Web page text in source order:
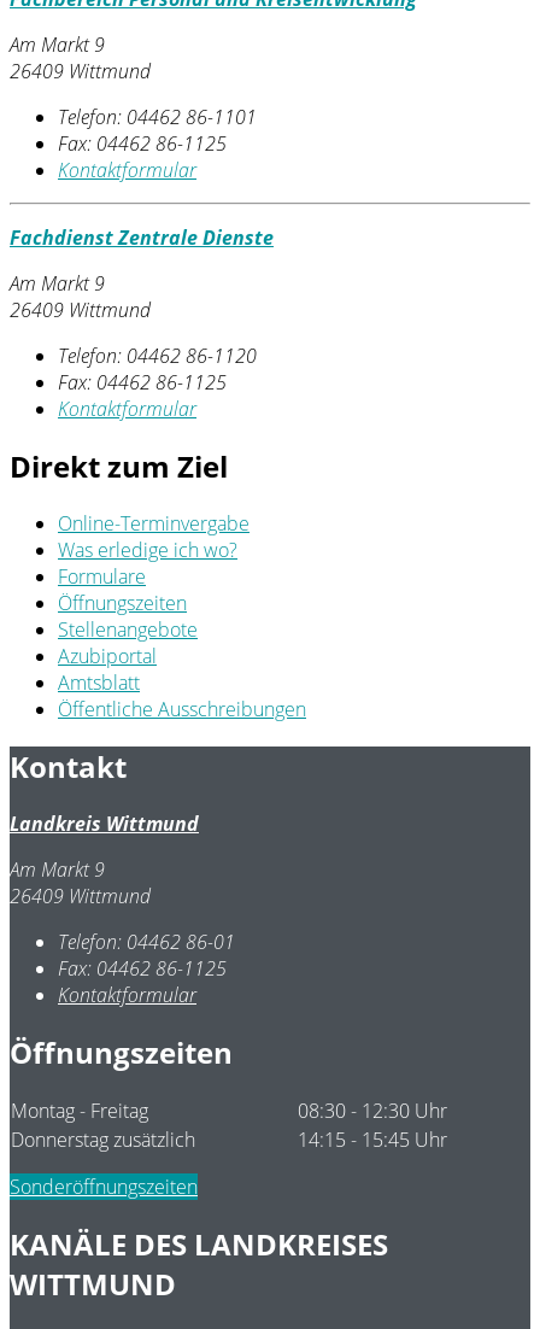
Am Markt 9
26409 Wittmund
Telefon: 04462 86-1101
Fax: 04462 86-1125
Kontaktformular
Fachdienst Zentrale Dienste
Am Markt 9
26409 Wittmund
Telefon: 04462 86-1120
Fax: 04462 86-1125
Kontaktformular
Direkt zum Ziel
Online-Terminvergabe
Was erledige ich wo?
Formulare
Öffnungszeiten
Stellenangebote
Azubiportal
Amtsblatt
Öffentliche Ausschreibungen
Kontakt
Landkreis Wittmund
Am Markt 9
26409 Wittmund
Telefon: 04462 86-01
Fax: 04462 86-1125
Kontaktformular
Öffnungszeiten
Montag - Freitag
08:30 - 12:30 Uhr
Donnerstag zusätzlich
14:15 - 15:45 Uhr
Sonderöffnungszeiten
KANÄLE DES LANDKREISES
WITTMUND